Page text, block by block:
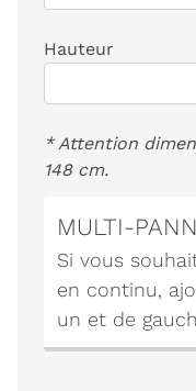
Hauteur
* Attention
148 cm.
MULTI-
Si vous
en continu,
un et de